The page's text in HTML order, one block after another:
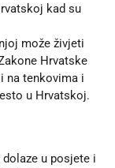
kad su
može živjeti
Hrvatske
na tenkovima i
u Hrvatskoj.
u posjete i